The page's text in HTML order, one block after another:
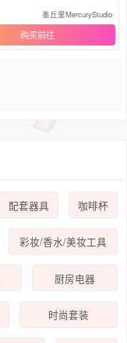
墨丘里MercuryStudio
购买
配套器具 咖啡杯
彩妆/香水/美妆工具
厨房电器
时尚套装